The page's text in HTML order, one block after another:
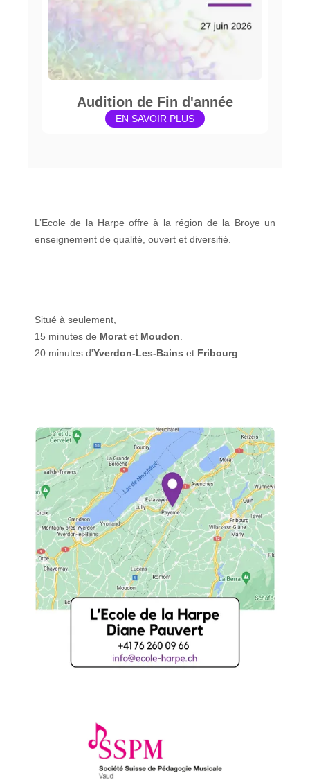
Audition de Fin d'année
EN SAVOIR PLUS
L’Ecole de la Harpe offre à la région de la Broye un
enseignement de qualité, ouvert et diversifié.
Situé à seulement,
15 minutes de Morat et Moudon
20 minutes d'Yverdon-Les-Bains et Fribourg